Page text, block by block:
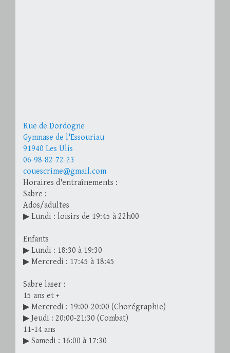
Rue de Dordogne
Gymnase de l'Essouriau
91940 Les Ulis
06-98-82-72-23
couescrime@gmail.com
Horaires d'entraînements :
Sabre :
Ados/adultes
▶ Lundi : loisirs de 19:45 à 22h00
Enfants
▶ Lundi : 18:30 à 19:30
▶ Mercredi : 17:45 à 18:45
Sabre laser :
15 ans et +
▶ Mercredi : 19:00-20:00 (Chorégraphie)
▶ Jeudi : 20:00-21:30 (Combat)
11-14 ans
▶ Samedi : 16:00 à 17:30